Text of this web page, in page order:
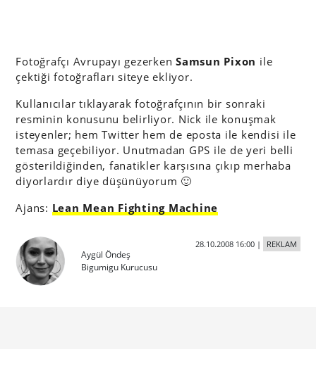
Fotoğrafçı Avrupayı gezerken Samsun Pixon ile
çektiği fotoğrafları siteye ekliyor.
Kullanıcılar tıklayarak fotoğrafçının bir sonraki
resminin konusunu belirliyor. Nick ile konuşmak
isteyenler; hem Twitter hem de eposta ile kendisi ile
temasa geçebiliyor. Unutmadan GPS ile de yeri belli
gösterildiğinden, fanatikler karşısına çıkıp merhaba
diyorlardır diye düşünüyorum 🙂
Ajans: Lean Mean Fighting Machine
Aygül Öndeş
Bigumigu Kurucusu
28.10.2008 16:00| REKLAM